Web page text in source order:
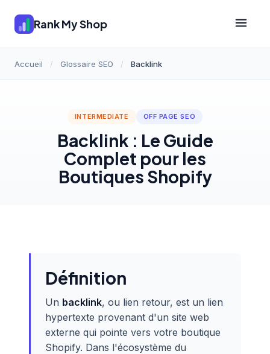
Rank My Shop
Accueil / Glossaire SEO / Backlink
INTERMEDIATE OFF PAGE SEO
Backlink : Le Guide
Complet pour les
Boutiques Shopify
Définition
Un backlink, ou lien retour, est un lien
hypertexte provenant d'un site web
externe qui pointe vers votre boutique
Shopify. Dans l'écosystème du